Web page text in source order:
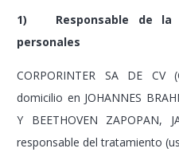
1) Responsable de la
personales
CORPORINTER SA DE CV
domicilio en JOHANNES
Y BEETHOVEN ZAPOPAN,
responsable del tratamiento